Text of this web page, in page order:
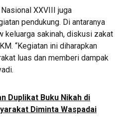
XXVIII juga
pendukung. Di antaranya
keluarga sakinah, diskusi zakat
“Kegiatan ini diharapkan
luas dan memberi dampak
Duplikat Buku Nikah di
Diminta Waspadai